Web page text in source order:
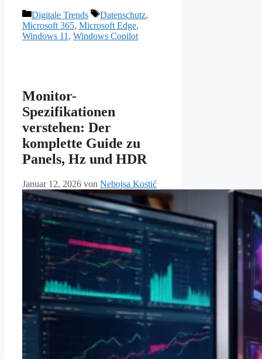
Kategorien
Digitale Trends Schlagwörter
Datenschutz,
Microsoft 365, Microsoft Edge,
Windows 11 , Windows Copilot
Monitor-
Spezifikationen
verstehen: Der
komplette Guide zu
Panels, Hz und HDR
Januar 12, 2026 von Nebojsa Kostić